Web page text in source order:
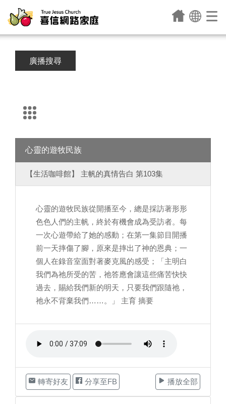
廣播搜尋
心靈的遊牧民族
【生活咖啡館】 主帆的真情告白 第103集
心靈的遊牧民族從開播至今，總是採訪著形形
色色人們的主帆，終於有機會成為受訪者。每
一次心遊帶給了她的感動；在第一集節目開播
前一天摔傷了腳，原來是摔出了神的恩典；一
個人在錄音室面對著麥克風的感受；「主明白
我們為祂所受的苦，祂答應會讓這些痛苦快快
過去，賜給我們新的明天，只要我們跟隨祂，
祂永不背棄我們……。」 主育 摘要
轉寄好友 分享至FB 播放全部